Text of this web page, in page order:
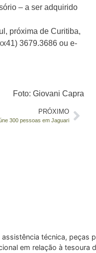
– a ser adquirido
próxima de Curitiba,
3679.3686 ou e-
Foto: Giovani Capra
PRÓXIMO
300 pessoas em Jaguari
técnica, peças
em relação à tesoura